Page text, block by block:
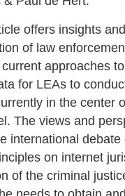
offers insights
of law
approaches
for LEAs to
in the center
The views and
international
on internet
of the criminal